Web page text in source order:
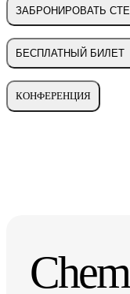
ЗАБРОНИРОВАТЬ
БЕСПЛАТНЫЙ БИЛЕТ
КОНФЕРЕНЦИЯ